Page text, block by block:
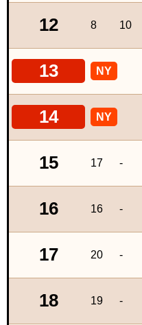
12 8 10
13 NY
14 NY
15 17 -
16 16 -
17 20 -
18 19 -